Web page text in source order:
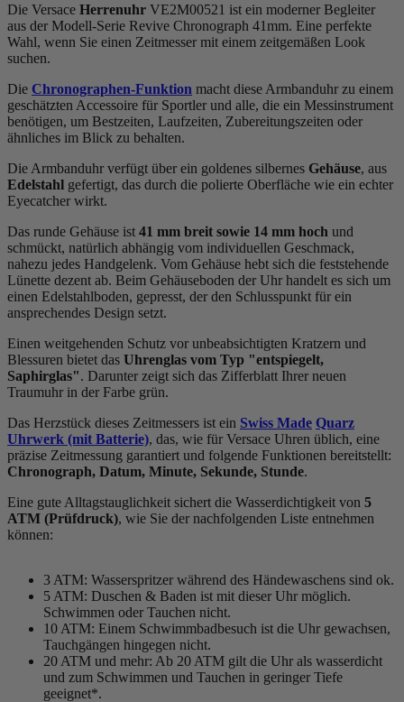
Die Versace Herrenuhr VE2M00521 ist ein moderner Begleiter
aus der Modell-Serie Revive Chronograph 41mm. Eine perfekte
Wahl, wenn Sie einen Zeitmesser mit einem zeitgemäßen Look
suchen.
Die Chronographen-Funktion macht diese Armbanduhr zu einem
geschätzten Accessoire für Sportler und alle, die ein Messinstrument
benötigen, um Bestzeiten, Laufzeiten, Zubereitungszeiten oder
ähnliches im Blick zu behalten.
Die Armbanduhr verfügt über ein goldenes silbernes Gehäuse, aus
Edelstahl gefertigt, das durch die polierte Oberfläche wie ein echter
Eyecatcher wirkt.
Das runde Gehäuse ist 41 mm breit sowie 14 mm hoch und
schmückt, natürlich abhängig vom individuellen Geschmack,
nahezu jedes Handgelenk. Vom Gehäuse hebt sich die feststehende
Lünette dezent ab. Beim Gehäuseboden der Uhr handelt es sich um
einen Edelstahlboden, gepresst, der den Schlusspunkt für ein
ansprechendes Design setzt.
Einen weitgehenden Schutz vor unbeabsichtigten Kratzern und
Blessuren bietet das Uhrenglas vom Typ "entspiegelt,
Saphirglas". Darunter zeigt sich das Zifferblatt Ihrer neuen
Traumuhr in der Farbe grün.
Das Herzstück dieses Zeitmessers ist ein Swiss Made Quarz
Uhrwerk (mit Batterie), das, wie für Versace Uhren üblich, eine
präzise Zeitmessung garantiert und folgende Funktionen bereitstellt:
Chronograph, Datum, Minute, Sekunde, Stunde.
Eine gute Alltagstauglichkeit sichert die Wasserdichtigkeit von 5
ATM (Prüfdruck), wie Sie der nachfolgenden Liste entnehmen
können:
3 ATM: Wasserspritzer während des Händewaschens sind ok.
5 ATM: Duschen & Baden ist mit dieser Uhr möglich.
Schwimmen oder Tauchen nicht.
10 ATM: Einem Schwimmbadbesuch ist die Uhr gewachsen,
Tauchgängen hingegen nicht.
20 ATM und mehr: Ab 20 ATM gilt die Uhr als wasserdicht
und zum Schwimmen und Tauchen in geringer Tiefe
geeignet*.